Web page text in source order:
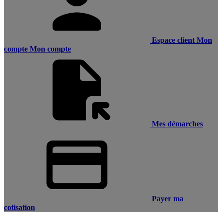
Espace client Mon
compte Mon compte
Mes démarches
Payer ma
cotisation